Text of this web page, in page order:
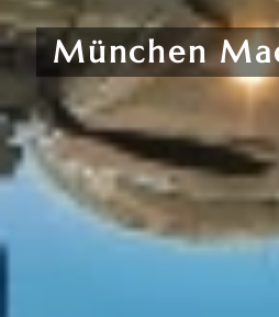
München